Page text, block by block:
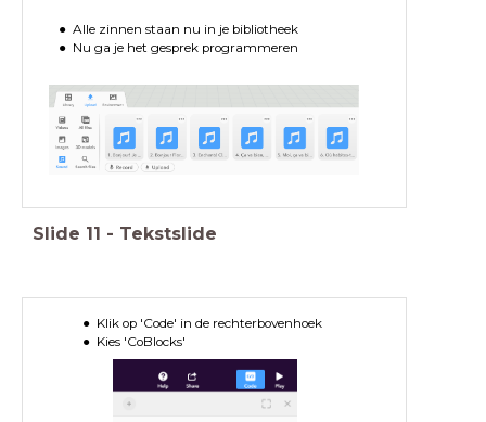
Alle zinnen staan nu in je bibliotheek
Nu ga je het gesprek programmeren
Slide 11 - Tekstslide
Klik op 'Code' in de rechterbovenhoek
Kies 'CoBlocks'